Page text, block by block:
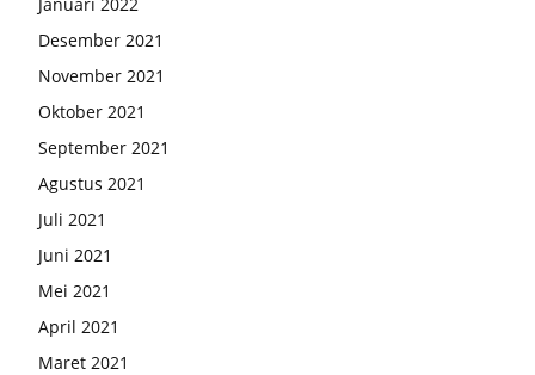
Desember 2021
November 2021
Oktober 2021
September 2021
Agustus 2021
Juli 2021
Juni 2021
Mei 2021
April 2021
Maret 2021